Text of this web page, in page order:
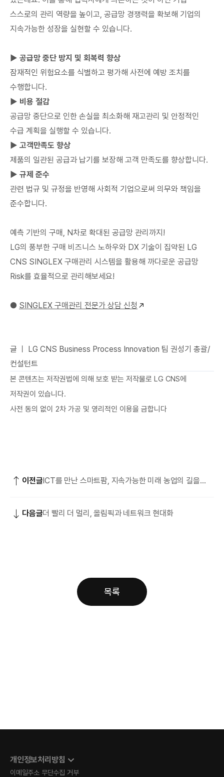
스스로의 관리 역량을 높이고, 공급망 경쟁력을 확보해 기업의
지속가능한 성장을 실현할 수 있습니다.
▶ 공급망 중단 방지 및 회복력 향상
잠재적인 위험요소를 식별하고 평가해 사전에 예방 조치를
수행합니다.
▶ 비용 절감
공급망 중단으로 인한 손실을 최소화해 재고관리 및 안정적인
수급 계획을 실행할 수 있습니다.
▶ 고객만족도 향상
제품의 일관된 공급과 납기를 보장해 고객 만족도를 향상합니다.
▶ 규제 준수
관련 법규 및 규정을 반영해 사회적 기업으로써 의무와 책임을
준수합니다.
예측 기반의 구매, N차로 확대된 공급망 관리까지!
LG의 풍부한 구매 비즈니스 노하우와 DX 기술이 집약된 LG
CNS SINGLEX 구매관리 시스템을 활용해 까다로운 공급망
Risk를 효율적으로 관리해보세요!
● SINGLEX 구매관리 전문가 상담 신청
글 ㅣ LG CNS Business Process Innovation 팀 권성기 총괄/
컨설턴트
본 콘텐츠는 저작권법에 의해 보호 받는 저작물로 LG CNS에
저작권이 있습니다.
사전 동의 없이 2차 가공 및 영리적인 이용을 금합니다
이전글ICT를 만난 스마트팜, 지속가능한 미래 농업의 길을
다음글더 빨리 더 멀리, 올림픽과 네트워크 현대화
목록
개인정보처리방침
이메일주소 무단수집 거부